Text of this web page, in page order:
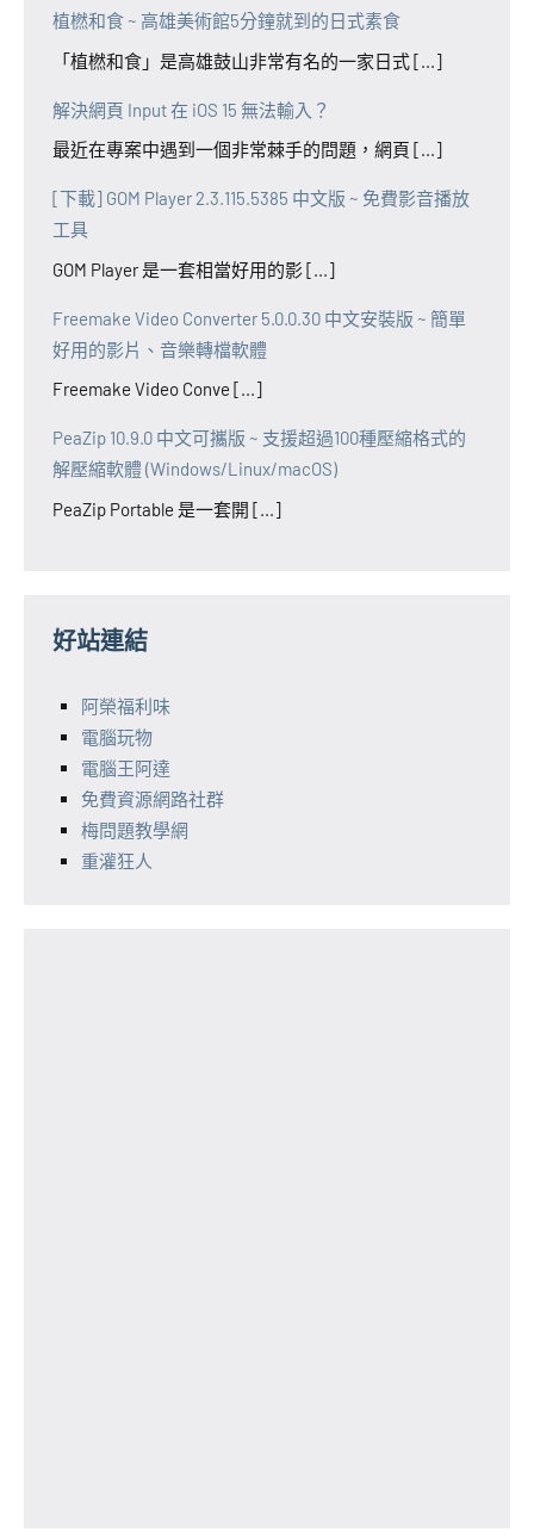
植橪和食 ~ 高雄美術館5分鐘就到的日式素食
「植橪和食」是高雄鼓山非常有名的一家日式 [...]
解決網頁 Input 在 iOS 15 無法輸入？
最近在專案中遇到一個非常棘手的問題，網頁 [...]
[下載] GOM Player 2.3.115.5385 中文版 ~ 免費影音播放
工具
GOM Player 是一套相當好用的影 [...]
Freemake Video Converter 5.0.0.30 中文安裝版 ~ 簡單
好用的影片、音樂轉檔軟體
Freemake Video Conve [...]
PeaZip 10.9.0 中文可攜版 ~ 支援超過100種壓縮格式的
解壓縮軟體 (Windows/Linux/macOS)
PeaZip Portable 是一套開 [...]
好站連結
阿榮福利味
電腦玩物
電腦王阿達
免費資源網路社群
梅問題教學網
重灌狂人